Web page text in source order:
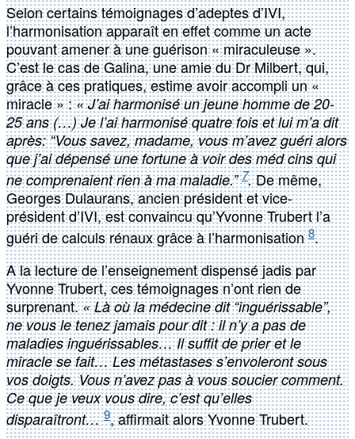
Selon certains témoignages d’adeptes d’IVI,
l’harmonisation apparaît en effet comme un acte
pouvant amener à une guérison « miraculeuse ».
C’est le cas de Galina, une amie du Dr Milbert, qui,
grâce à ces pratiques, estime avoir accompli un «
miracle » :« J’ai harmonisé un jeune homme de 20-
25 ans (…) Je l’ai harmonisé quatre fois et lui m’a dit
après: “Vous savez, madame, vous m’avez guéri alors
que j’ai dépensé une fortune à voir des méd cins qui
ne comprenaient rien à ma maladie.”7.De même,
Georges Dulaurans, ancien président et vice-
président d’IVI, est convaincu qu’Yvonne Trubert l’a
guéri de calculs rénaux grâce à l’harmonisation8.
A la lecture de l’enseignement dispensé jadis par
Yvonne Trubert, ces témoignages n’ont rien de
surprenant.« Là où la médecine dit “inguérissable”,
ne vous le tenez jamais pour dit : il n’y a pas de
maladies inguérissables… Il suffit de prier et le
miracle se fait… Les métastases s’envoleront sous
vos doigts. Vous n’avez pas à vous soucier comment.
Ce que je veux vous dire, c’est qu’elles
disparaîtront… 9, affirmait alors Yvonne Trubert.